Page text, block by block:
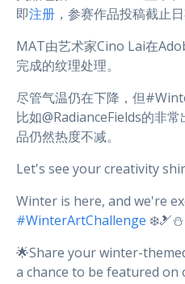
即注册 ，参赛作品投稿截止
MAT由艺术家Cino Lai在
完成的纹理处理。
尽管气温仍在下降，但
比如@RadianceFields的非
品仍然热度不减。
Let's see your creativity
Winter is here, and we're
#WinterArtChallenge ❄️🎿⛄
🌟Share your winter-
a chance to be featured on